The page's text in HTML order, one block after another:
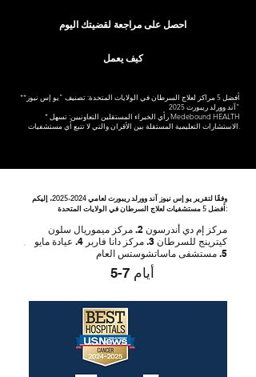
احصل على مراجعة لقضيتك اليوم
كيف يعمل
**أفضل 5 مراكز لعلاج السرطان في الولايات المتحدة: تصنيف "يو إس نيوز
آند وورلد ريبورت 2025"
* رأي الخبراء المستقلين التعاونيين: تسهل Medebound HEALTH
وفقًا لتقرير يو إس نيوز آند وورلد ريبورت لعامي2024-2025
، إليكم
أفضل 5 مستشفيات لعلاج السرطان في الولايات المتحدة:
كيترينج للسرطان 3. مركز دانا فاربر 4. عيادة مايو
5. مستشفى ماساتشوستس العام
5-7 أيام